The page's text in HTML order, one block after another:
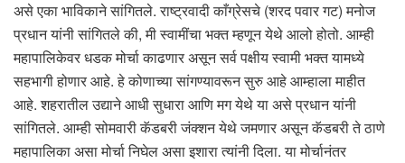
असे एका भाविकाने सांगितले. राष्ट्रवादी काँग्रेसचे (शरद पवार गट) मनोज
प्रधान यांनी सांगितले की, मी स्वामींचा भक्त म्हणून येथे आलो होतो. आम्ही
महापालिकेवर धडक मोर्चा काढणार असून सर्व पक्षीय स्वामी भक्त यामध्ये
सहभागी होणार आहे. हे कोणाच्या सांगण्यावरून सुरु आहे आम्हाला माहीत
आहे. शहरातील उद्याने आधी सुधारा आणि मग येथे या असे प्रधान यांनी
सांगितले. आम्ही सोमवारी कॅडबरी जंक्शन येथे जमणार असून कॅडबरी ते ठाणे
महापालिका असा मोर्चा निघेल असा इशारा त्यांनी दिला. या मोर्चानंतर